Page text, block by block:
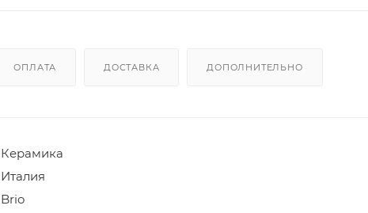
ОПЛАТА ДОСТАВКА ДОПОЛНИТЕЛЬНО
Керамика
Италия
Brio